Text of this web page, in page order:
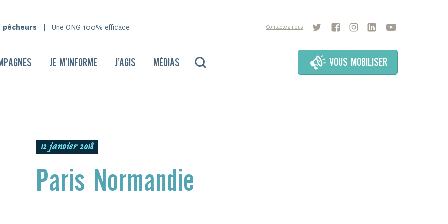
Une ONG 100% efficace Contactez nous
JE M’INFORME J’AGIS MÉDIAS VOUS MOBILISER
12 janvier 2018
Paris Normandie